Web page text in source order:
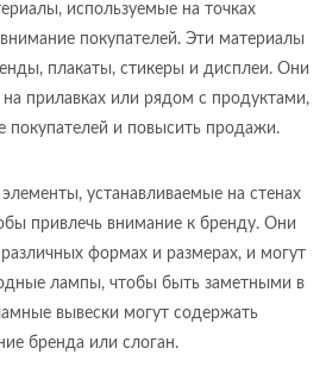
используемые на точках
покупателей. Эти материалы
плакаты, стикеры и дисплеи. Они
прилавках или рядом с продуктами,
покупателей и повысить продажи.
устанавливаемые на стенах
привлечь внимание к бренду. Они
формах и размерах, и могут
лампы, чтобы быть заметными в
вывески могут содержать
бренда или слоган.